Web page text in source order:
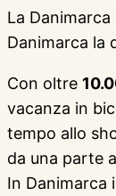
La
Danimarca la
Con oltre
vacanza in
tempo allo
da una parte
In Danimarca